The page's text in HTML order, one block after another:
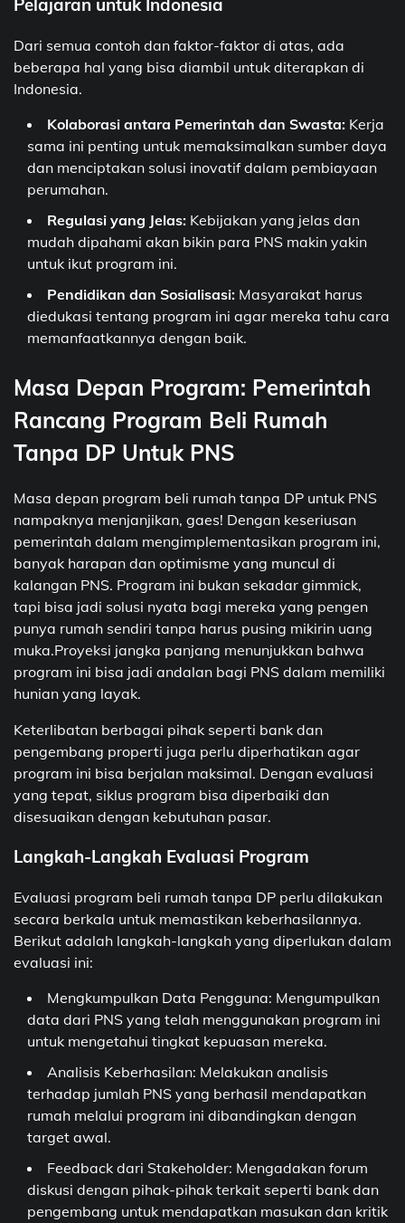
Pelajaran untuk Indonesia
Dari semua contoh dan faktor-faktor di atas, ada
beberapa hal yang bisa diambil untuk diterapkan di
Indonesia.
Kolaborasi antara Pemerintah dan Swasta: Kerja
sama ini penting untuk memaksimalkan sumber daya
dan menciptakan solusi inovatif dalam pembiayaan
perumahan.
Regulasi yang Jelas: Kebijakan yang jelas dan
mudah dipahami akan bikin para PNS makin yakin
untuk ikut program ini.
Pendidikan dan Sosialisasi: Masyarakat harus
diedukasi tentang program ini agar mereka tahu cara
memanfaatkannya dengan baik.
Masa Depan Program: Pemerintah
Rancang Program Beli Rumah
Tanpa DP Untuk PNS
Masa depan program beli rumah tanpa DP untuk PNS
nampaknya menjanjikan, gaes! Dengan keseriusan
pemerintah dalam mengimplementasikan program ini,
banyak harapan dan optimisme yang muncul di
kalangan PNS. Program ini bukan sekadar gimmick,
tapi bisa jadi solusi nyata bagi mereka yang pengen
punya rumah sendiri tanpa harus pusing mikirin uang
muka.Proyeksi jangka panjang menunjukkan bahwa
program ini bisa jadi andalan bagi PNS dalam memiliki
hunian yang layak.
Keterlibatan berbagai pihak seperti bank dan
pengembang properti juga perlu diperhatikan agar
program ini bisa berjalan maksimal. Dengan evaluasi
yang tepat, siklus program bisa diperbaiki dan
disesuaikan dengan kebutuhan pasar.
Langkah-Langkah Evaluasi Program
Evaluasi program beli rumah tanpa DP perlu dilakukan
secara berkala untuk memastikan keberhasilannya.
Berikut adalah langkah-langkah yang diperlukan dalam
evaluasi ini:
Mengkumpulkan Data Pengguna: Mengumpulkan
data dari PNS yang telah menggunakan program ini
untuk mengetahui tingkat kepuasan mereka.
Analisis Keberhasilan: Melakukan analisis
terhadap jumlah PNS yang berhasil mendapatkan
rumah melalui program ini dibandingkan dengan
target awal.
Feedback dari Stakeholder: Mengadakan forum
diskusi dengan pihak-pihak terkait seperti bank dan
pengembang untuk mendapatkan masukan dan kritik